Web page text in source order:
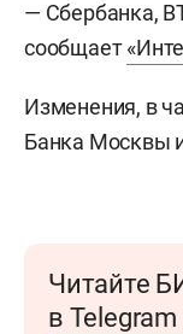
— Сбербанка,
сообщает
Изменения, в
Банка Москвы
Читайте
в Telegram